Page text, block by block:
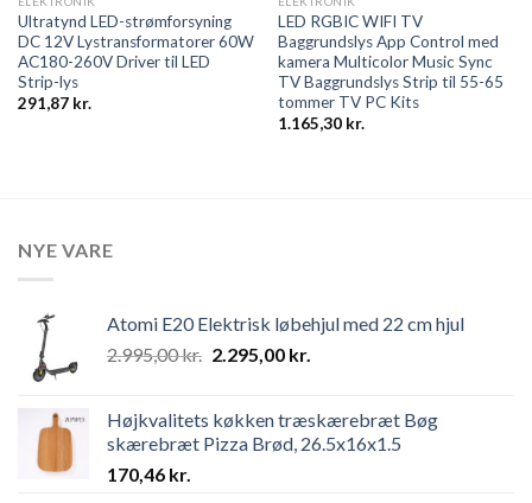
Ultratynd LED-strømforsyning
DC 12V Lystransformatorer 60W
AC180-260V Driver til LED
Strip-lys
291,87 kr.
LED RGBIC WIFI TV
Baggrundslys App Control med
kamera Multicolor Music Sync
TV Baggrundslys Strip til 55-65
tommer TV PC Kits
1.165,30 kr.
NYE VARE
Atomi E20 Elektrisk løbehjul med 22 cm hjul
2.995,00kr. Original
2.995,00 kr..
2.295,00 kr.
2.295,00 kr..
Højkvalitets køkken træskærebræt Bøg
skærebræt Pizza Brød, 26.5x16x1.5
170,46 kr.